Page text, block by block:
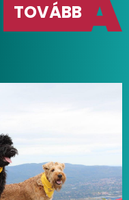
TOVÁBB